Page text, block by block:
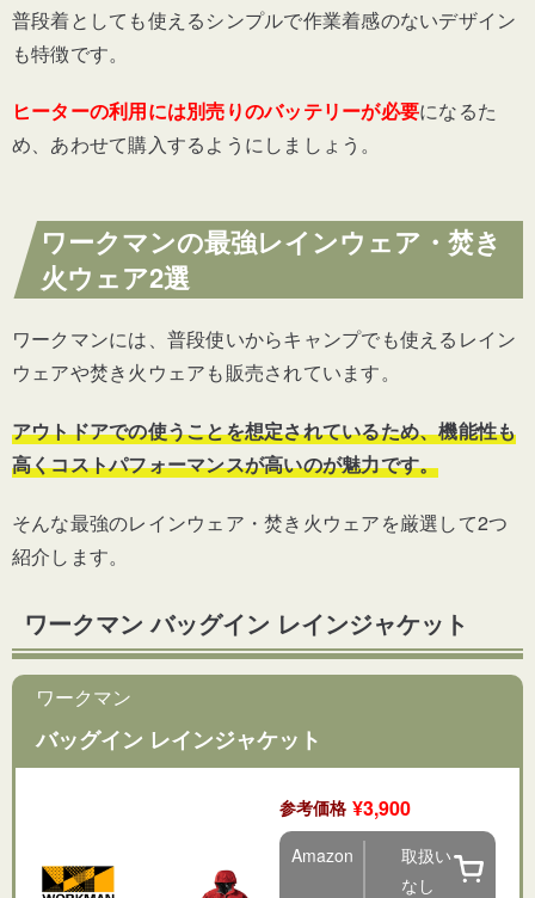
普段着としても使えるシンプルで作業着感のないデザイン
も特徴です。
ヒーターの利用には別売りのバッテリーが必要になるた
め、あわせて購入するようにしましょう。
ワークマンの最強レインウェア・焚き
火ウェア2選
ワークマンには、普段使いからキャンプでも使えるレイン
ウェアや焚き火ウェアも販売されています。
アウトドアでの使うことを想定されているため、機能性も
高くコストパフォーマンスが高いのが魅力です。
そんな最強のレインウェア・焚き火ウェアを厳選して2つ
紹介します。
ワークマン バッグイン レインジャケット
ワークマン
バッグイン レインジャケット
参考価格 ¥3,900
Amazon
取扱い
なし